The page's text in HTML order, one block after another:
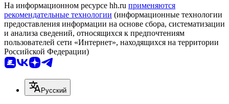
На информационном ресурсе hh.ru применяются
рекомендательные технологии (информационные технологии
предоставления информации на основе сбора, систематизации
и анализа сведений, относящихся к предпочтениям
пользователей сети «Интернет», находящихся на территории
Российской Федерации)
Русский